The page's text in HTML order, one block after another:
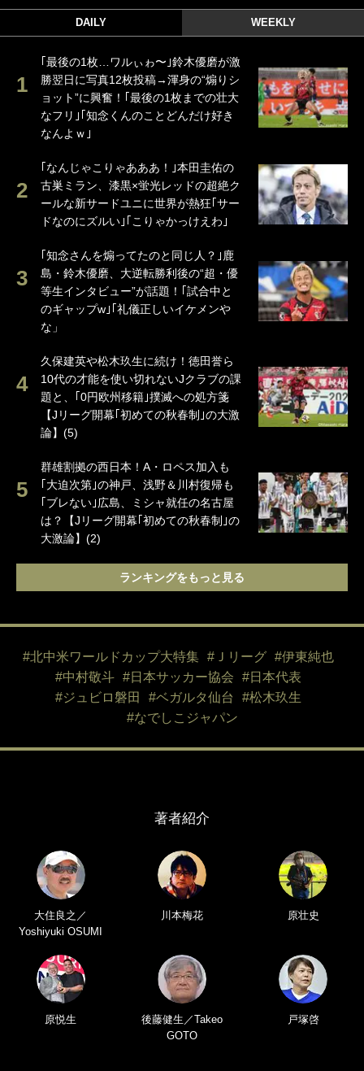
DAILY WEEKLY
｢最後の1枚…ワルぃゎ〜｣鈴木優磨が激
勝翌日に写真12枚投稿→渾身の“煽りシ
ョット”に興奮！｢最後の1枚までの壮大
なフリ｣｢知念くんのことどんだけ好き
なんよｗ｣
｢なんじゃこりゃあああ！｣本田圭佑の
古巣ミラン、漆黒×蛍光レッドの超絶ク
ールな新サードユニに世界が熱狂｢サー
ドなのにズルい｣｢こりゃかっけえわ｣
｢知念さんを煽ってたのと同じ人？｣鹿
島・鈴木優磨、大逆転勝利後の“超・優
等生インタビュー”が話題！｢試合中と
のギャップw｣｢礼儀正しいイケメンや
な」
久保建英や松木玖生に続け！徳田誉ら
10代の才能を使い切れないJクラブの課
題と、｢0円欧州移籍｣撲滅への処方箋
【Jリーグ開幕｢初めての秋春制｣の大激
論】(5)
群雄割拠の西日本！A・ロペス加入も
｢大迫次第｣の神戸、浅野＆川村復帰も
｢ブレない｣広島、ミシャ就任の名古屋
は？【Jリーグ開幕｢初めての秋春制｣の
大激論】(2)
ランキングをもっと見る
#北中米ワールドカップ大特集 #Ｊリーグ
#伊東純也
#中村敬斗
#日本サッカー協会
#日本代表
#ジュビロ磐田
#ベガルタ仙台
#松木玖生
#なでしこジャパン
著者紹介
大住良之／
Yoshiyuki OSUMI
川本梅花 原壮史
原悦生
後藤健生／Takeo
GOTO
戸塚啓